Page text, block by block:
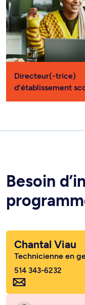
Directeur(-trice)
d'établissement
Besoin
Chantal Viau
Technicienne en
514 343-6232